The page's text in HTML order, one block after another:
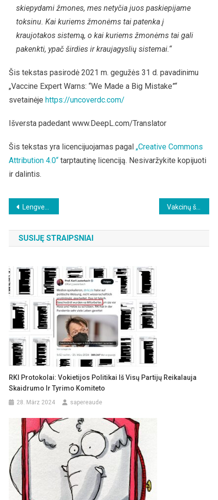
skiepydami žmones, mes netyčia juos paskiepijame
toksinu. Kai kuriems žmonėms tai patenka į
kraujotakos sistemą, o kai kuriems žmonėms tai gali
pakenkti, ypač širdies ir kraujagyslių sistemai.“
Šis tekstas pasirodė 2021 m. gegužės 31 d. pavadinimu
„Vaccine Expert Warns: “We Made a Big Mistake”“
svetainėje https://uncoverdc.com/
Išversta padedant www.DeepL.com/Translator
Šis tekstas yra licencijuojamas pagal „Creative Commons
Attribution 4.0“tarptautinę licenciją. Nesivaržykite kopijuoti
ir dalintis.
Beitragsnavigation
Lengvesnė koronos infekcijų eiga vaikams dėl didesnio B ląstelių skaičiaus
SUSIJĘ STRAIPSNIAI
RKI Protokolai: Vokietijos Politikai Iš Visų Partijų Reikalauja
Skaidrumo Ir Tyrimo Komiteto
28. März 2024 sapereaude